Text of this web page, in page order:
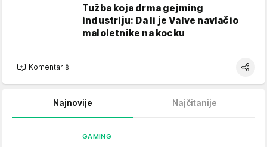
Tužba koja drma gejming
industriju: Da li je Valve navlačio
maloletnike na kocku
Komentariši
Najnovije Najčitanije
GAMING